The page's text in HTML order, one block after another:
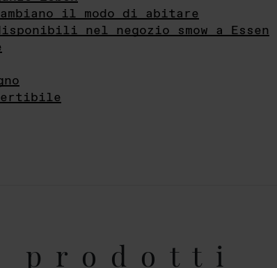
il modo di abitare
nel negozio smow a Essen
prodotti